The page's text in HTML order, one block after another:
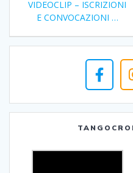
articoli
VIDEOCLIP – ISCRIZIONI
E CONVOCAZIONI …